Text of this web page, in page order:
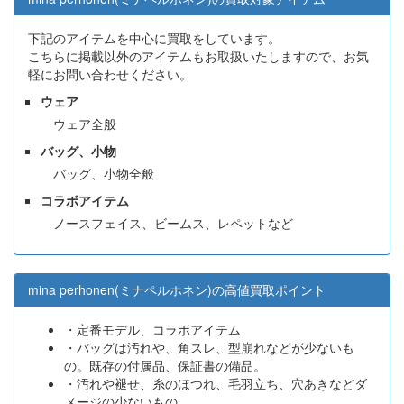
下記のアイテムを中心に買取をしています。
こちらに掲載以外のアイテムもお取扱いたしますので、お気
軽にお問い合わせください。
ウェア
ウェア全般
バッグ、小物
バッグ、小物全般
コラボアイテム
ノースフェイス、ビームス、レペットなど
mina perhonen(ミナペルホネン)の高値買取ポイント
・定番モデル、コラボアイテム
・バッグは汚れや、角スレ、型崩れなどが少ないも
の。既存の付属品、保証書の備品。
・汚れや褪せ、糸のほつれ、毛羽立ち、穴あきなどダ